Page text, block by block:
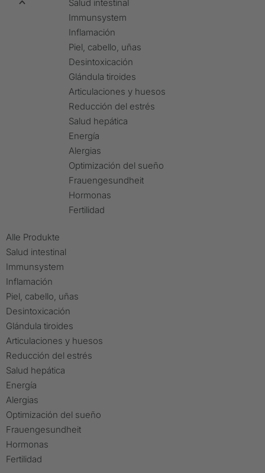
Salud intestinal
Immunsystem
Inflamación
Piel, cabello, uñas
Desintoxicación
Glándula tiroides
Articulaciones y huesos
Reducción del estrés
Salud hepática
Energía
Alergias
Optimización del sueño
Frauengesundheit
Hormonas
Fertilidad
Alle Produkte
Salud intestinal
Immunsystem
Inflamación
Piel, cabello, uñas
Desintoxicación
Glándula tiroides
Articulaciones y huesos
Reducción del estrés
Salud hepática
Energía
Alergias
Optimización del sueño
Frauengesundheit
Hormonas
Fertilidad